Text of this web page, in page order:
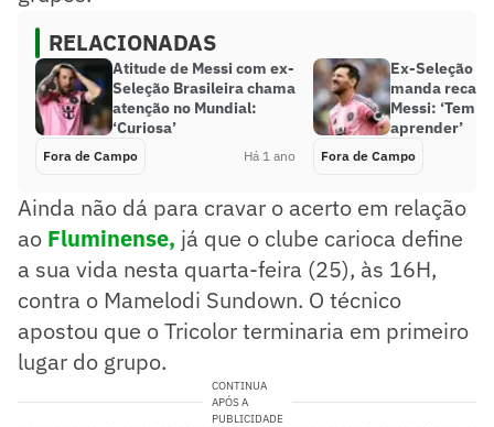
RELACIONADAS
Atitude de Messi com ex-
Seleção Brasileira chama
atenção no Mundial:
‘Curiosa’
Fora de Campo Há 1 ano
Ex-Seleção
manda
Messi: ‘Tem
aprender’
Fora de Campo
Ainda não dá para cravar o acerto em relação
ao Fluminense, já que o clube carioca define
a sua vida nesta quarta-feira (25), às 16H,
contra o Mamelodi Sundown. O técnico
apostou que o Tricolor terminaria em primeiro
lugar do grupo.
CONTINUA
APÓS A
PUBLICIDADE